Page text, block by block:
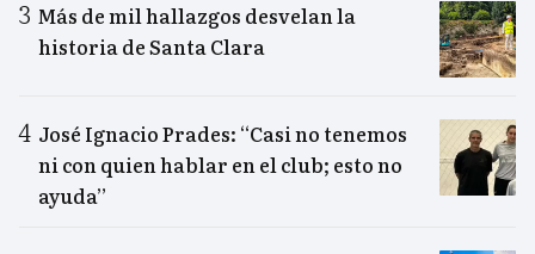
Más de mil hallazgos desvelan la
historia de Santa Clara
José Ignacio Prades: “Casi no tenemos
ni con quien hablar en el club; esto no
ayuda”